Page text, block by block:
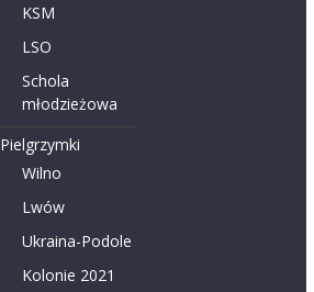
KSM
LSO
Schola
młodzieżowa
Pielgrzymki
Wilno
Lwów
Ukraina-Podole
Kolonie 2021